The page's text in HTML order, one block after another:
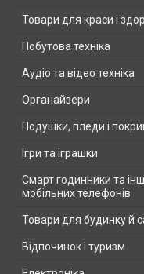
Товари для краси і
Побутова техніка
Аудіо та відео техніка
Органайзери
Подушки, пледи і
Ігри та іграшки
Смарт годинники та
мобільних телефонів
Товари для будинку й
Відпочинок і туризм